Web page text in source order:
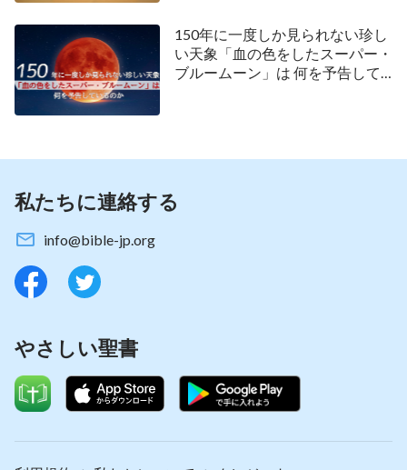
れます。神の羊、すなわち賢いおとめたちは、主が
戻られたという証しを聞くと、積極的に探し、調べ
ます。真理を発見し、帰ってこられた主の言葉から
神の声を認識したら、受け入れて従います。これ
いるわたしたちは、神の心意、神の言葉、神の発す
言葉があるところには神の声があり、神の足跡があ
るところには神の業があるからである。神による表
現があるところに神が現れ、神が現れるところには
で、あなたがたは「神は真理であり、道であり、い
のちである」という言葉を無視していた。そのた
め、真理を受け取っても神の足跡を見出したとは思
150年に一度しか見られない珍し
い天象「血の色をしたスーパー・
ブルームーン」は 何を予告して
私たちに連絡する
info@bible-jp.org
やさしい聖書